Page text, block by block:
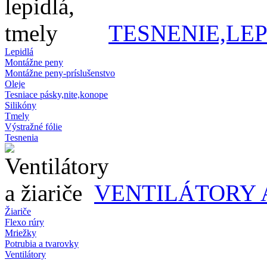
Lepidlá
Montážne peny
Montážne peny-príslušenstvo
Oleje
Tesniace pásky,nite,konope
Silikóny
Tmely
Výstražné fólie
Tesnenia
VENTILÁTORY
Žiariče
Flexo rúry
Mriežky
Potrubia a tvarovky
Ventilátory